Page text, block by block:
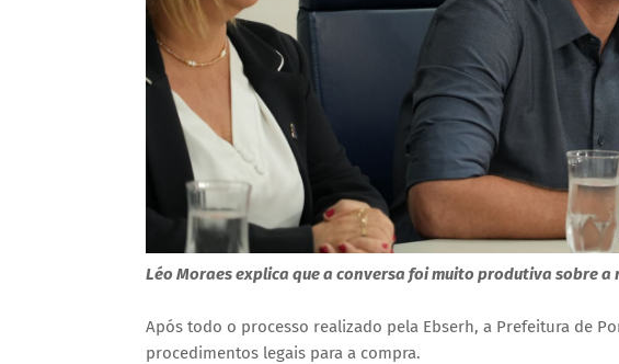
Léo Moraes explica que a conversa foi muito produtiva sobre
Após todo o processo realizado pela Ebserh, a Prefeitura de
procedimentos legais para a compra.